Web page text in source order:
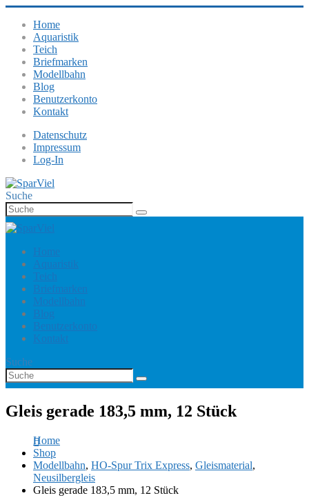
Home
Aquaristik
Teich
Briefmarken
Modellbahn
Blog
Benutzerkonto
Kontakt
Datenschutz
Impressum
Log-In
Suche
Home
Aquaristik
Teich
Briefmarken
Modellbahn
Blog
Benutzerkonto
Kontakt
Suche
Gleis gerade 183,5 mm, 12 Stück
Home
Shop
Modellbahn, HO-Spur Trix Express, Gleismaterial,
Neusilbergleis
Gleis gerade 183,5 mm, 12 Stück